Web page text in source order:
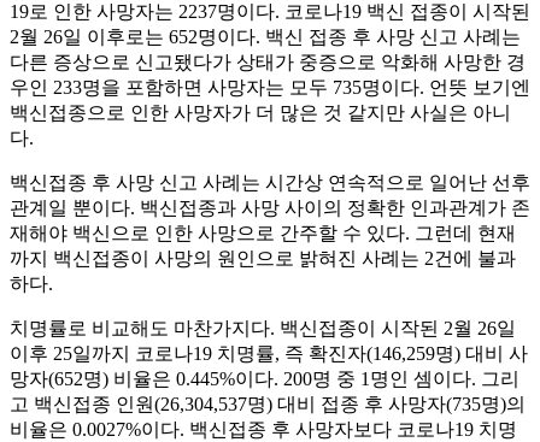
19로 인한 사망자는 2237명이다. 코로나19 백신 접종이 시작된
2월 26일 이후로는 652명이다. 백신 접종 후 사망 신고 사례는
다른 증상으로 신고됐다가 상태가 중증으로 악화해 사망한 경
우인 233명을 포함하면 사망자는 모두 735명이다. 언뜻 보기엔
백신접종으로 인한 사망자가 더 많은 것 같지만 사실은 아니
다.
백신접종 후 사망 신고 사례는 시간상 연속적으로 일어난 선후
관계일 뿐이다. 백신접종과 사망 사이의 정확한 인과관계가 존
재해야 백신으로 인한 사망으로 간주할 수 있다. 그런데 현재
까지 백신접종이 사망의 원인으로 밝혀진 사례는 2건에 불과
하다.
치명률로 비교해도 마찬가지다. 백신접종이 시작된 2월 26일
이후 25일까지 코로나19 치명률, 즉 확진자(146,259명) 대비 사
망자(652명) 비율은 0.445%이다. 200명 중 1명인 셈이다. 그리
고 백신접종 인원(26,304,537명) 대비 접종 후 사망자(735명)의
비율은 0.0027%이다. 백신접종 후 사망자보다 코로나19 치명